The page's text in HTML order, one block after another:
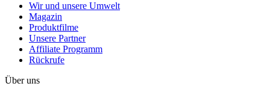
Wir und unsere Umwelt
Magazin
Produktfilme
Unsere Partner
Affiliate Programm
Rückrufe
Über uns